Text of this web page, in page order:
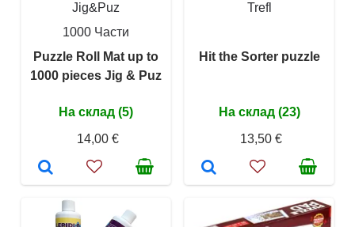
Jig&Puz
1000 Части
Puzzle Roll Mat up to
1000 pieces Jig & Puz
На склад (5)
14,00 €
Trefl
Hit the Sorter puzzle
На склад (23)
13,50 €